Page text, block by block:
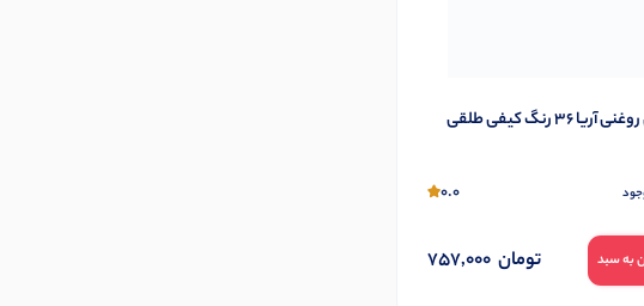
36 رنگ کیفی طلقی
0.0
به سبد 757,000 تومان